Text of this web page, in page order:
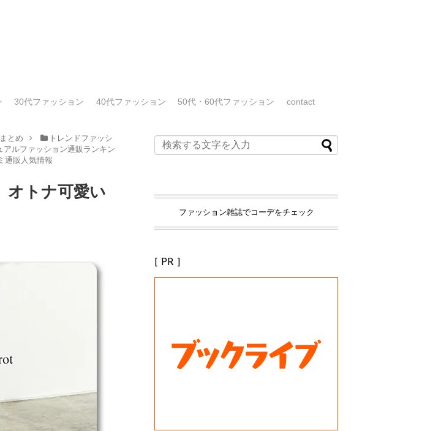
30代ファッション 40代ファッション 50代・60代ファッション contact
とめ
トレンドファッシ
アルファッション通販ランキン
通販人気情報
オトナ可愛い
ファッション雑誌でコーデをチェック
[ PR ]